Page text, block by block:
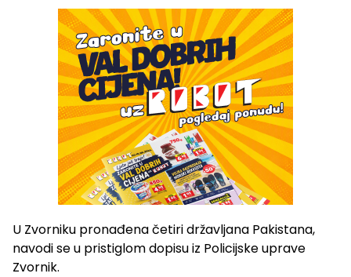
U Zvorniku pronađena četiri državljana Pakistana,
navodi se u pristiglom dopisu iz Policijske uprave
Zvornik.